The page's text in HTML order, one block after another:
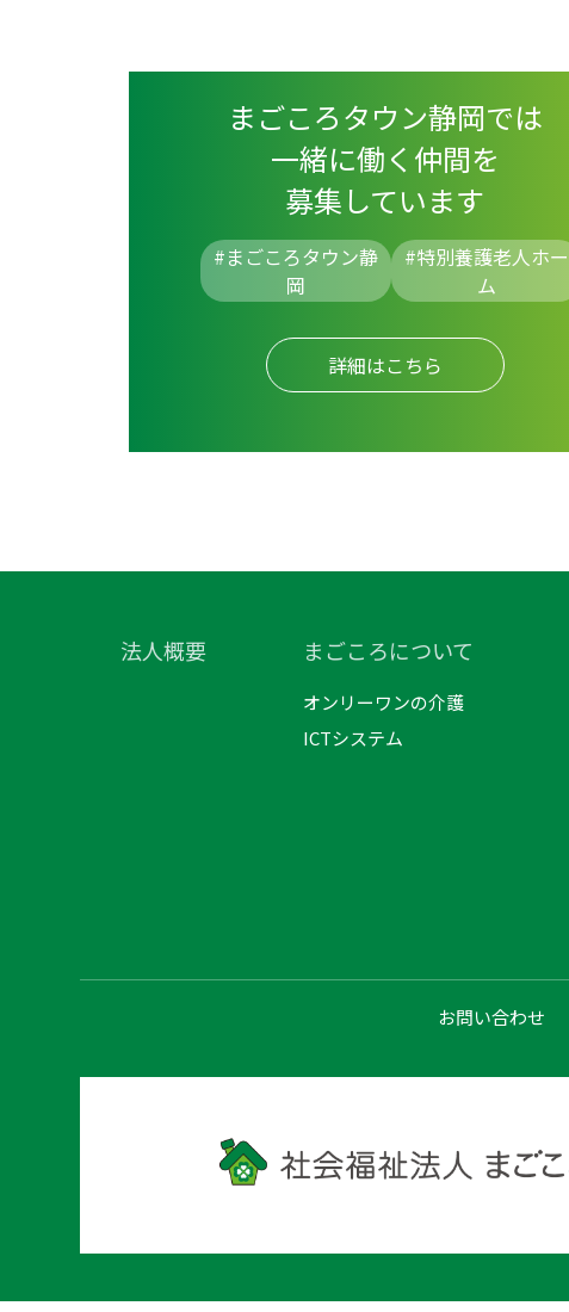
まごころタウン静岡では
一緒に働く仲間を
募集しています
#まごころタウン静
岡
#特別養護老人ホー
ム
詳細はこちら
法人概要 まごころについて
オンリーワンの介護
ICTシステム
お問い合わせ